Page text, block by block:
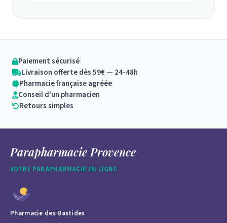
Paiement sécurisé
Livraison offerte dès 59€ — 24-48h
Pharmacie française agréée
Conseil d'un pharmacien
Retours simples
Parapharmacie Provence
VOTRE PARAPHARMACIE EN LIGNE
Pharmacie des Bastides